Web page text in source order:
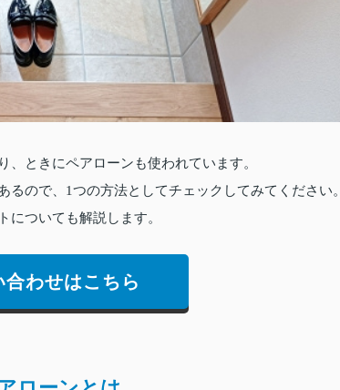
ときにペアローンも使われています。
ので、1つの方法としてチェックしてみてください。
についても解説します。
わせはこちら